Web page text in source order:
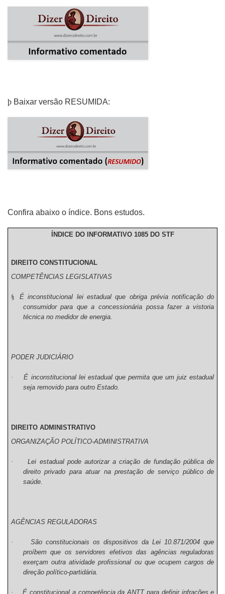
þ Baixar versão RESUMIDA:
Confira abaixo o índice. Bons estudos.
ÍNDICE DO INFORMATIVO 1085 DO STF
DIREITO CONSTITUCIONAL
COMPETÊNCIAS LEGISLATIVAS
§
É inconstitucional lei estadual que obriga prévia notificação do
consumidor para que a concessionária possa fazer a vistoria
técnica no medidor de energia.
PODER JUDICIÁRIO
·
É inconstitucional lei estadual que permita que um juiz estadual
seja removido para outro Estado.
DIREITO ADMINISTRATIVO
ORGANIZAÇÃO POLÍTICO-ADMINISTRATIVA
·
Lei estadual pode autorizar a criação de fundação pública de
direito privado para atuar na prestação de serviço público de
saúde.
AGÊNCIAS REGULADORAS
·
São constitucionais os dispositivos da Lei 10.871/2004 que
proíbem que os servidores efetivos das agências reguladoras
exerçam outra atividade profissional ou que ocupem cargos de
direção político-partidária.
· É constitucional a competência da ANTT para definir infrações e